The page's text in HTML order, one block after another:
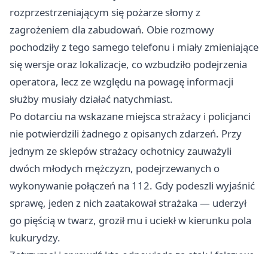
rozprzestrzeniającym się pożarze słomy z
zagrożeniem dla zabudowań. Obie rozmowy
pochodziły z tego samego telefonu i miały zmieniające
się wersje oraz lokalizacje, co wzbudziło podejrzenia
operatora, lecz ze względu na powagę informacji
służby musiały działać natychmiast.
Po dotarciu na wskazane miejsca strażacy i policjanci
nie potwierdzili żadnego z opisanych zdarzeń. Przy
jednym ze sklepów strażacy ochotnicy zauważyli
dwóch młodych mężczyzn, podejrzewanych o
wykonywanie połączeń na 112. Gdy podeszli wyjaśnić
sprawę, jeden z nich zaatakował strażaka — uderzył
go pięścią w twarz, groził mu i uciekł w kierunku pola
kukurydzy.